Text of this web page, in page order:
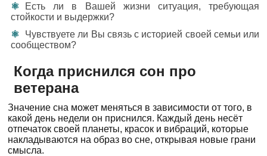
Есть ли в Вашей жизни ситуация, требующая
стойкости и выдержки?
Чувствуете ли Вы связь с историей своей семьи или
сообществом?
Когда приснился сон про
ветерана
Значение сна может меняться в зависимости от того, в
какой день недели он приснился. Каждый день несёт
отпечаток своей планеты, красок и вибраций, которые
накладываются на образ во сне, открывая новые грани
смысла.